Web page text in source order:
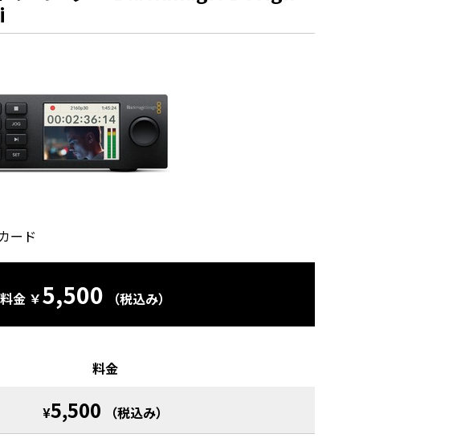
ード
金 ￥5,500 （税込み）
料金
¥5,500 （税込み）